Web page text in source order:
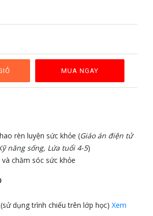
MUA NGAY
rèn luyện sức khỏe (Giáo án điện tử
năng sống, Lứa tuổi 4-5)
chăm sóc sức khỏe
dụng trình chiếu trên lớp học) Xem